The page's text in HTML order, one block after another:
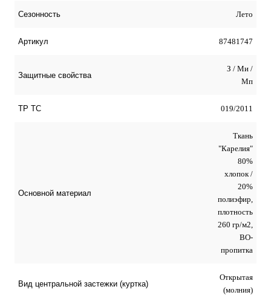
Сезонность Лето
Артикул 87481747
Защитные свойства
З / Ми /
Мп
ТР ТС 019/2011
Основной материал
Ткань
"Карелия"
80%
хлопок /
20%
полиэфир,
плотность
260 гр/м2,
ВО-
пропитка
Вид центральной застежки (куртка)
Открытая
(молния)